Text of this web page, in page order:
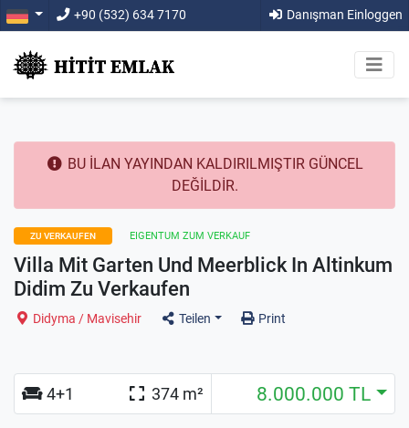
+90 (532) 634 7170 Danışman Einloggen
BU İLAN YAYINDAN KALDIRILMIŞTIR GÜNCEL
DEĞİLDİR.
ZU VERKAUFEN EIGENTUM ZUM VERKAUF
Villa Mit Garten Und Meerblick In Altinkum
Didim Zu Verkaufen
Didyma / Mavisehir Teilen Print
4+1 374 m² 8.000.000 TL